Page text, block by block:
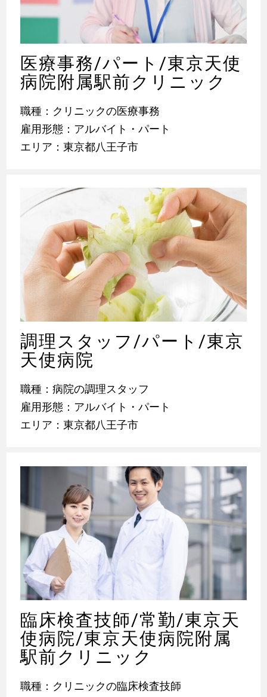
医療事務/パート/東京天使
病院附属駅前クリニック
職種：クリニックの医療事務
雇用形態：アルバイト・パート
エリア：東京都八王子市
調理スタッフ/パート/東京
天使病院
職種：病院の調理スタッフ
雇用形態：アルバイト・パート
エリア：東京都八王子市
臨床検査技師/常勤/東京天
使病院/東京天使病院附属
駅前クリニック
職種：クリニックの臨床検査技師